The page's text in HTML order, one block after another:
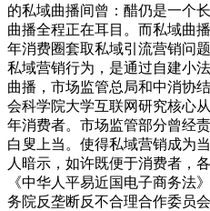
的私域曲播间曾：醋仍是一个
曲播全程正在耳目。而私域曲
年消费圈套取私域引流营销问
私域营销行为，是通过自建小
曲播，市场监管总局和中消协
会科学院大学互联网研究核心
年消费者。市场监管部分曾经
白叟上当。使得私域营销成为
人暗示，如许既便于消费者，
《中华人平易近国电子商务法
务院反垄断反不合理合作委员